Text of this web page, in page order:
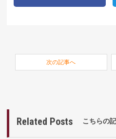
次の記事へ
Related Posts こちらの